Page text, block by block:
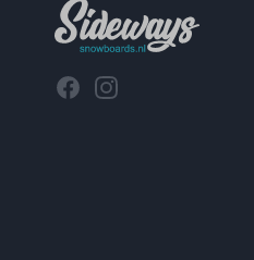
FacebookInstagram